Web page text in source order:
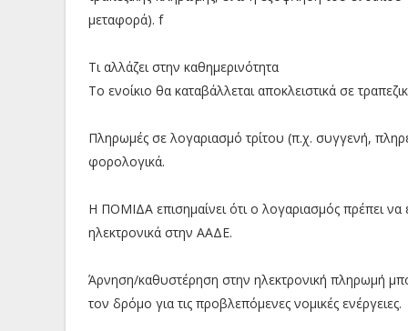
μεταφορά). f
Τι αλλάζει στην καθημερινότητα
Το ενοίκιο θα καταβάλλεται αποκλειστικά σε
Πληρωμές σε λογαριασμό τρίτου (π.χ. συγγενή,
φορολογικά.
Η ΠΟΜΙΔΑ επισημαίνει ότι ο λογαριασμός πρέπει να
ηλεκτρονικά στην ΑΑΔΕ.
Άρνηση/καθυστέρηση στην ηλεκτρονική πληρωμή
τον δρόμο για τις προβλεπόμενες νομικές ενέργειες.